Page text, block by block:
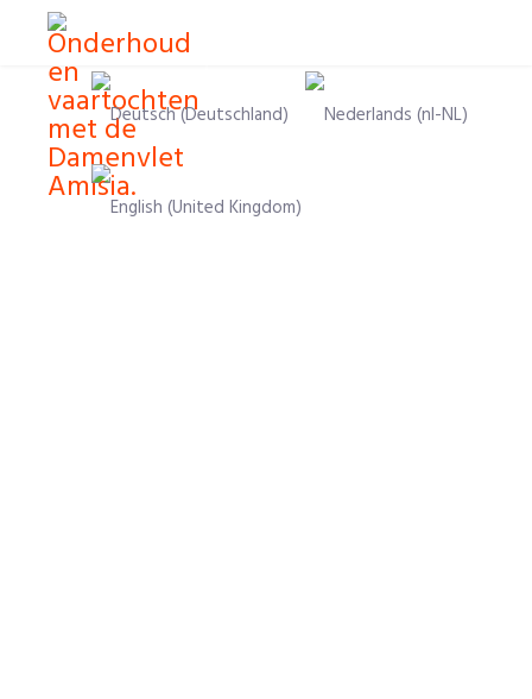
Selecteer de taal